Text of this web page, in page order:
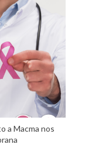
a Macma nos